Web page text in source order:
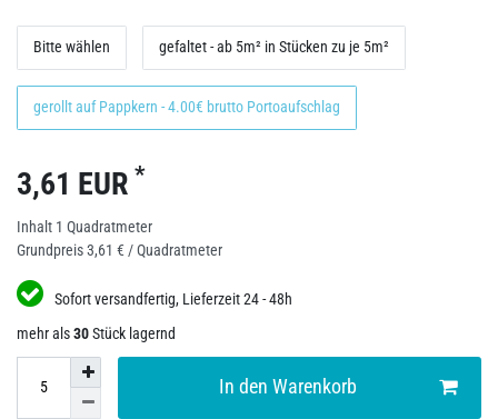
Bitte wählen gefaltet - ab 5m² in Stücken zu je 5m²
gerollt auf Pappkern - 4.00€ brutto Portoaufschlag
3,61 EUR *
Inhalt 1 Quadratmeter
Grundpreis3,61 € / Quadratmeter
Sofort versandfertig, Lieferzeit 24 - 48h
mehr als30Stück lagernd
In den Warenkorb